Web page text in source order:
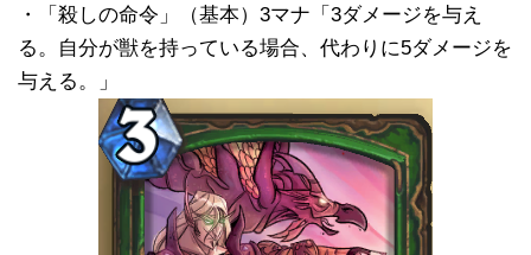
・「殺しの命令」（基本）3マナ「3ダメージを与え
る。自分が獣を持っている場合、代わりに5ダメージを
与える。」